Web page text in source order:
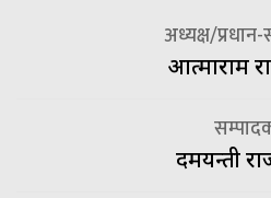
अध्यक्ष/
आत्माराम
दमयन्ती